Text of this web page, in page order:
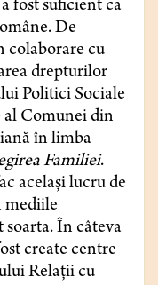
fost suficient ca
De
colaborare cu
drepturilor
Politici Sociale
al Comunei din
în limba
Familiei.
același lucru de
mediile
În câteva
create centre
Relații cu